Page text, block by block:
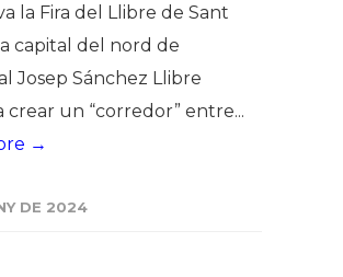
la Fira del Llibre de Sant
capital del nord de
Josep Sánchez Llibre
crear un “corredor” entre...
→
DE 2024